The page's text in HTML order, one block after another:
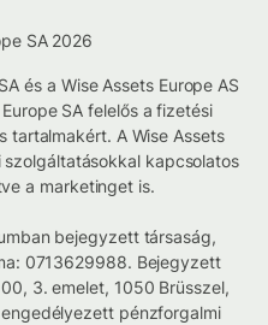
SA 2026
és a Wise Assets Europe AS
SA felelős a fizetési
tartalmakért. A Wise Assets
kapcsolatos
a marketinget is.
bejegyzett társaság,
0713629988. Bejegyzett
3. emelet, 1050 Brüsszel,
pénzforgalmi